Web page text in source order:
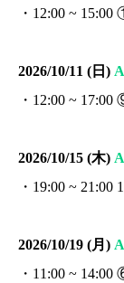
・12:00 ~
2026/10/11 (日)
・12:00 ~
2026/10/15 (木)
・19:00 ~
2026/10/19 (月)
・11:00 ~